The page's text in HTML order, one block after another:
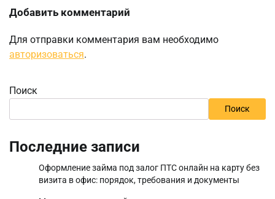
Добавить комментарий
Для отправки комментария вам необходимо
авторизоваться.
Поиск
Поиск
Последние записи
Оформление займа под залог ПТС онлайн на карту без
визита в офис: порядок, требования и документы